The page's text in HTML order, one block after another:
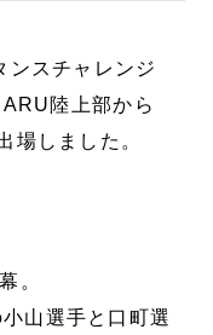
ンスチャレンジ
陸上部から
場しました。
。
山選手と口町選